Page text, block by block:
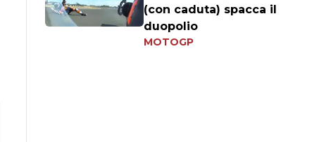
(con caduta) spacca il
duopolio
MOTOGP